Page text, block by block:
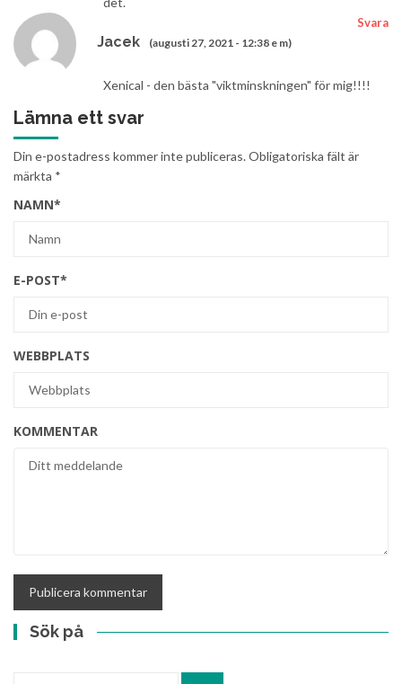
Jacek (augusti 27, 2021 - 12:38 e m)
Svara
Xenical - den bästa "viktminskningen" för mig!!!!
Lämna ett svar
Din e-postadress kommer inte publiceras.Obligatoriska fält är
märkta *
NAMN*
E-POST*
WEBBPLATS
KOMMENTAR
Sök på